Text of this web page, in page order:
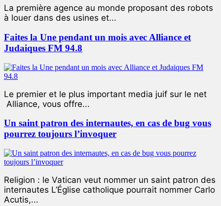
La première agence au monde proposant des robots
à louer dans des usines et...
Faites la Une pendant un mois avec Alliance et
Judaiques FM 94.8
Le premier et le plus important media juif sur le net
Alliance, vous offre...
Un saint patron des internautes, en cas de bug vous
pourrez toujours l’invoquer
Religion : le Vatican veut nommer un saint patron des
internautes L’Église catholique pourrait nommer Carlo
Acutis,...